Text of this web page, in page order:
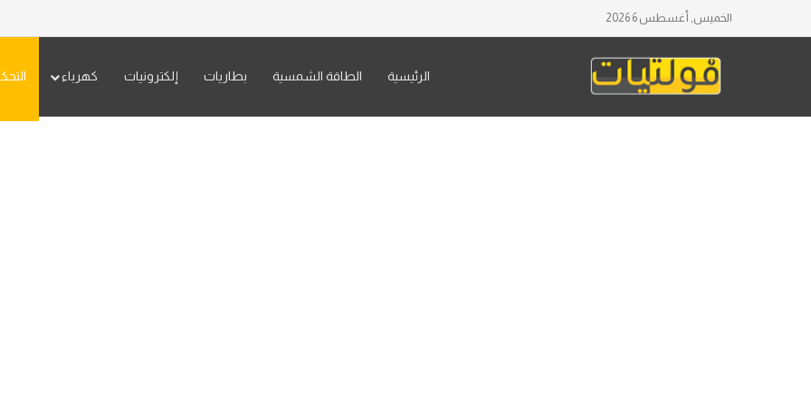
الخميس, أغسطس 6 2026
الرئيسية الطاقة الشمسية بطاريات إلكترونيات كهرباء